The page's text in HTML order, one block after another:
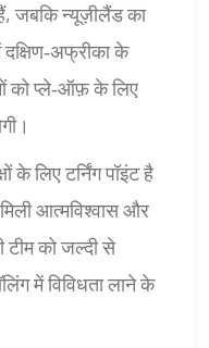
जबकि न्यूज़ीलैंड का
के
को प्ले‑ऑफ़ के लिए
के लिए टर्निंग पॉइंट है
आत्मविश्वास और
टीम को जल्दी से
में विविधता लाने के